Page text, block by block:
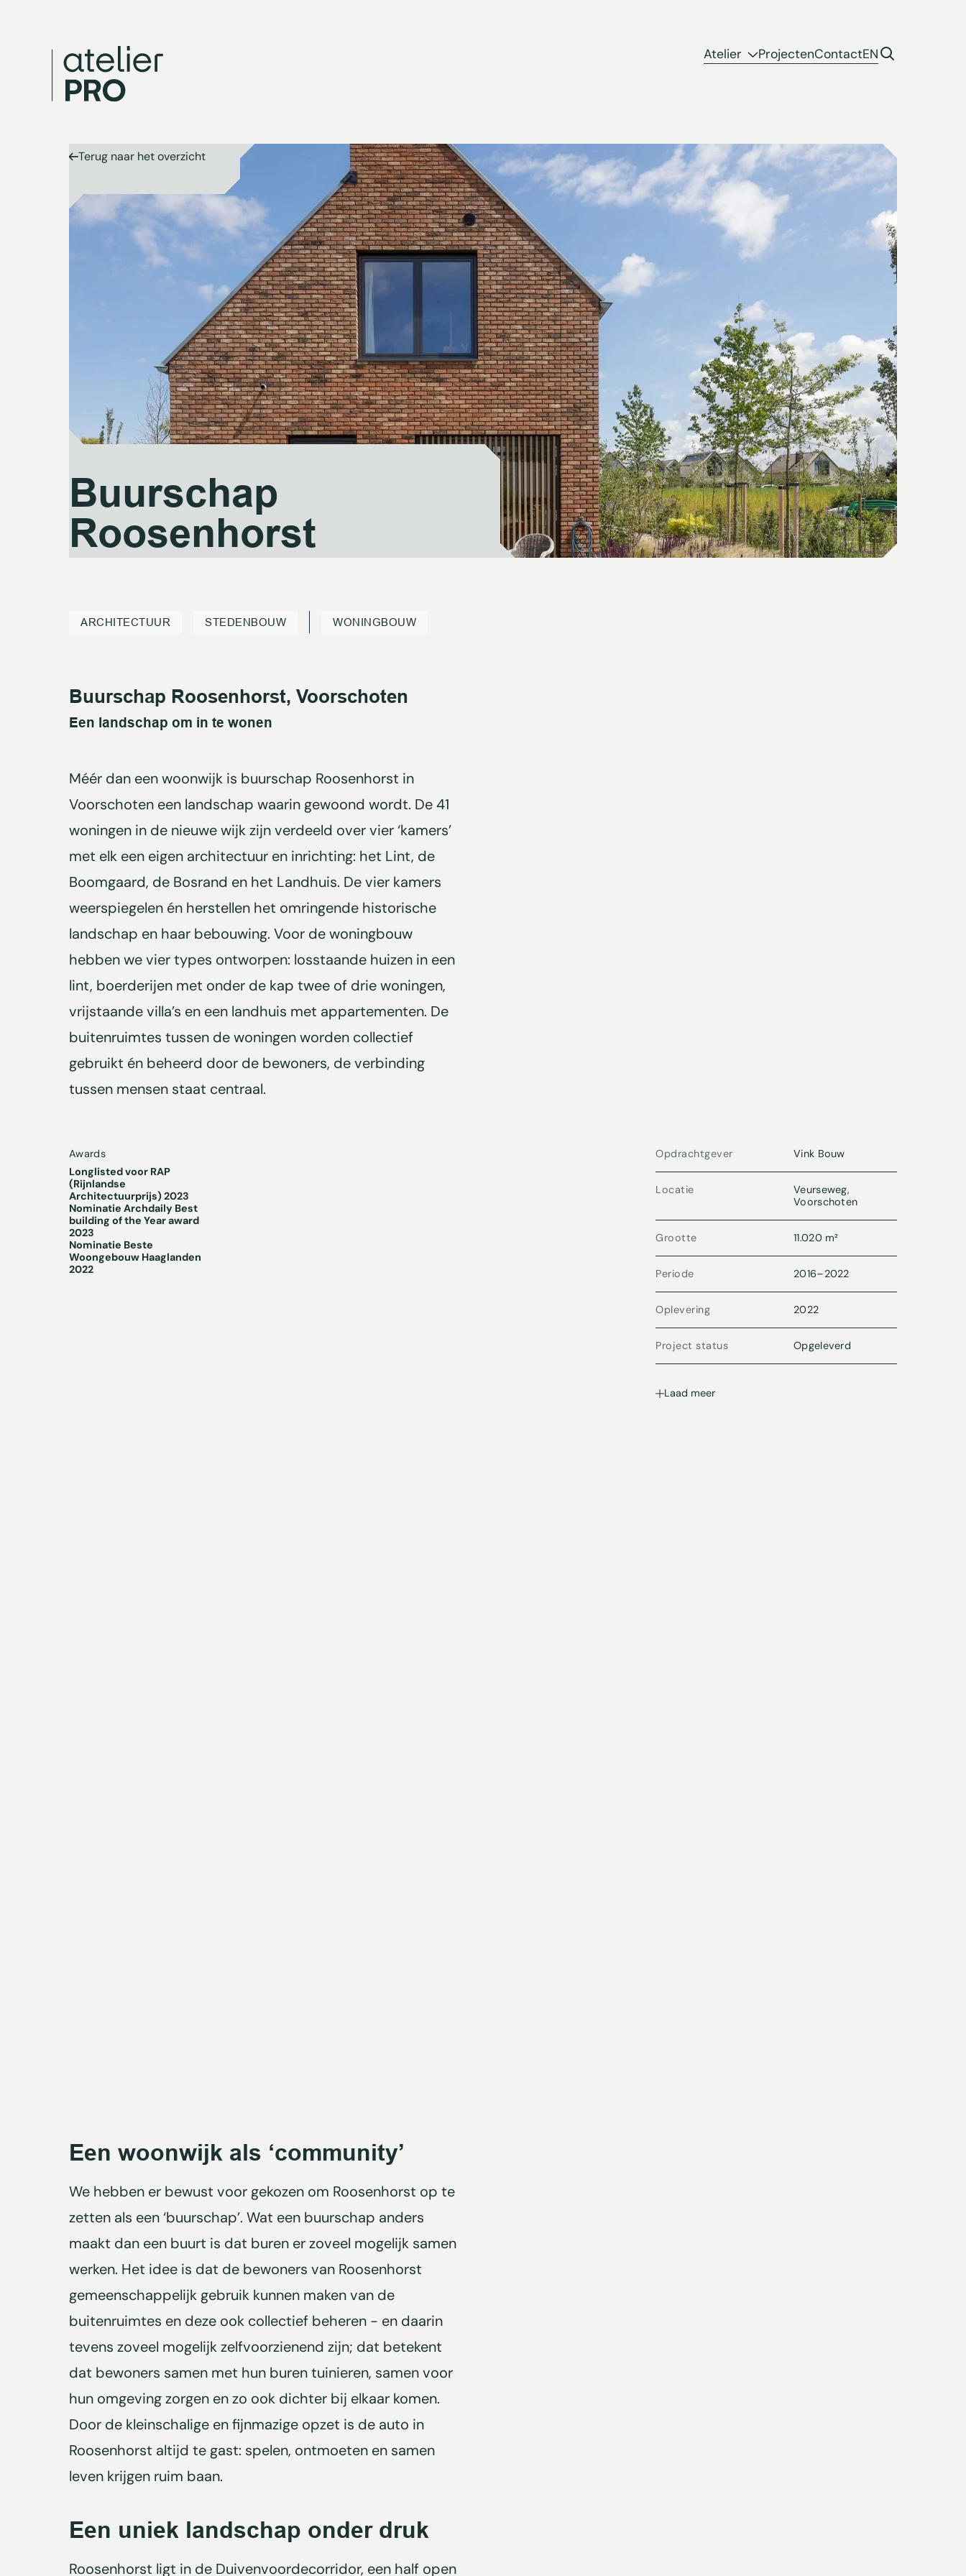
Atelier ProjectenContactEN
Terug naar het overzicht
Terug naar het overzicht
Buurschap
Roosenhorst
Buurschap
Roosenhorst
ARCHITECTUUR STEDENBOUW WONINGBOUW
Buurschap Roosenhorst, Voorschoten
Een landschap om in te wonen
Méér dan een woonwijk is buurschap Roosenhorst in
Voorschoten een landschap waarin gewoond wordt. De 41
woningen in de nieuwe wijk zijn verdeeld over vier ‘kamers’
met elk een eigen architectuur en inrichting: het Lint, de
Boomgaard, de Bosrand en het Landhuis. De vier kamers
weerspiegelen én herstellen het omringende historische
landschap en haar bebouwing. Voor de woningbouw
hebben we vier types ontworpen: losstaande huizen in een
lint, boerderijen met onder de kap twee of drie woningen,
vrijstaande villa’s en een landhuis met appartementen. De
buitenruimtes tussen de woningen worden collectief
gebruikt én beheerd door de bewoners, de verbinding
tussen mensen staat centraal.
Awards
Longlisted voor RAP
(Rijnlandse
Architectuurprijs) 2023
Nominatie Archdaily Best
building of the Year award
2023
Nominatie Beste
Woongebouw Haaglanden
2022
Opdrachtgever Vink Bouw
Locatie
Veurseweg,
Voorschoten
Grootte 11.020 m²
Periode 2016–2022
Oplevering 2022
Project status Opgeleverd
Laad meer
Een woonwijk als ‘community’
We hebben er bewust voor gekozen om Roosenhorst op te
zetten als een ‘buurschap’. Wat een buurschap anders
maakt dan een buurt is dat buren er zoveel mogelijk samen
werken. Het idee is dat de bewoners van Roosenhorst
gemeenschappelijk gebruik kunnen maken van de
buitenruimtes en deze ook collectief beheren - en daarin
tevens zoveel mogelijk zelfvoorzienend zijn; dat betekent
dat bewoners samen met hun buren tuinieren, samen voor
hun omgeving zorgen en zo ook dichter bij elkaar komen.
Door de kleinschalige en fijnmazige opzet is de auto in
Roosenhorst altijd te gast: spelen, ontmoeten en samen
leven krijgen ruim baan.
Een uniek landschap onder druk
Roosenhorst ligt in de Duivenvoordecorridor, een half open